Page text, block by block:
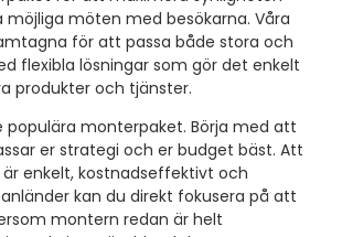
möjliga möten med besökarna. Våra
för att passa både stora och
flexibla lösningar som gör det enkelt
produkter och tjänster.
populära monterpaket. Börja med att
er strategi och er budget bäst. Att
enkelt, kostnadseffektivt och
kan du direkt fokusera på att
montern redan är helt